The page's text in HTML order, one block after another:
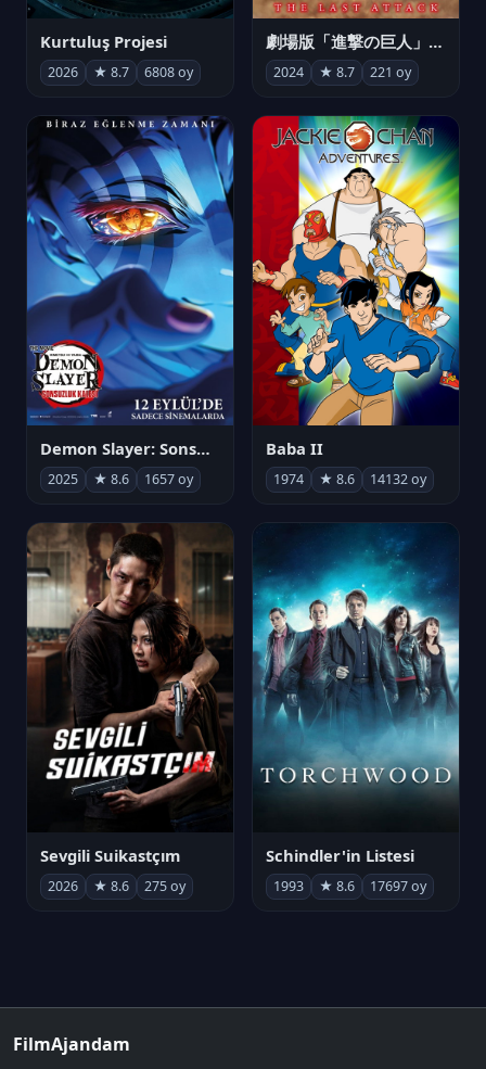
Kurtuluş Projesi
2026 ★ 8.7 6808 oy
劇場版「進撃の巨人」完結編 THE LAST ATTACK
2024 ★ 8.7 221 oy
Demon Slayer: Sonsuzluk Kalesi
2025 ★ 8.6 1657 oy
Baba II
1974 ★ 8.6 14132 oy
Sevgili Suikastçım
2026 ★ 8.6 275 oy
Schindler'in Listesi
1993 ★ 8.6 17697 oy
FilmAjandam